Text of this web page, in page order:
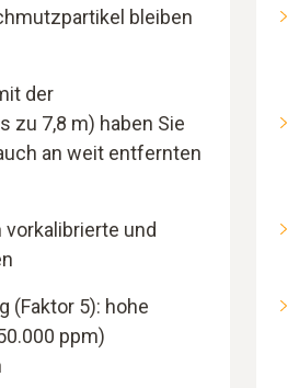
bleiben
der
zu 7,8 m) haben Sie
an weit entfernten
und
(Faktor 5): hohe
ppm)